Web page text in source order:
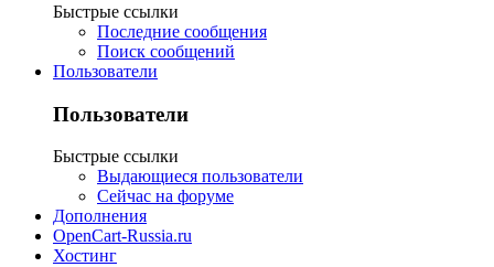
Быстрые ссылки
Последние сообщения
Поиск сообщений
Пользователи
Пользователи
Быстрые ссылки
Выдающиеся пользователи
Сейчас на форуме
Дополнения
OpenCart-Russia.ru
Хостинг